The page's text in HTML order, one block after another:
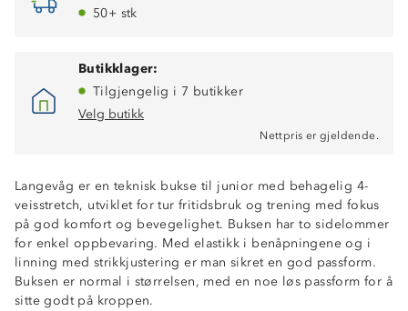
50+ stk
Butikklager:
Tilgjengelig i 7 butikker
Velg butikk
Nettpris er gjeldende.
Langevåg er en teknisk bukse til junior med behagelig 4-
veisstretch, utviklet for tur fritidsbruk og trening med fokus
på god komfort og bevegelighet. Buksen har to sidelommer
for enkel oppbevaring. Med elastikk i benåpningene og i
linning med strikkjustering er man sikret en god passform.
Buksen er normal i størrelsen, med en noe løs passform for å
sitte godt på kroppen.
4-veisstretch
2 sidelommer
Hurtigtørkende
Glatt stoff